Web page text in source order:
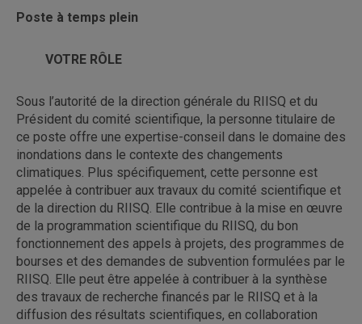
Poste à temps plein
VOTRE RÔLE
Sous l’autorité de la direction générale du RIISQ et du
Président du comité scientifique, la personne titulaire de
ce poste offre une expertise-conseil dans le domaine des
inondations dans le contexte des changements
climatiques. Plus spécifiquement, cette personne est
appelée à contribuer aux travaux du comité scientifique et
de la direction du RIISQ. Elle contribue à la mise en œuvre
de la programmation scientifique du RIISQ, du bon
fonctionnement des appels à projets, des programmes de
bourses et des demandes de subvention formulées par le
RIISQ. Elle peut être appelée à contribuer à la synthèse
des travaux de recherche financés par le RIISQ et à la
diffusion des résultats scientifiques, en collaboration